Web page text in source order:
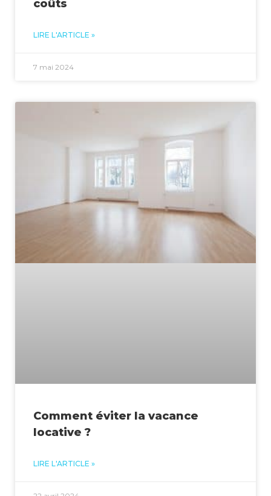
coûts
LIRE L'ARTICLE »
7 mai 2024
Comment éviter la vacance
locative ?
LIRE L'ARTICLE »